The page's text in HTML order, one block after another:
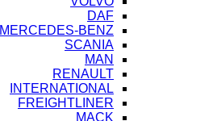
DAF
MERCEDES-BENZ
SCANIA
MAN
RENAULT
INTERNATIONAL
FREIGHTLINER
MACK